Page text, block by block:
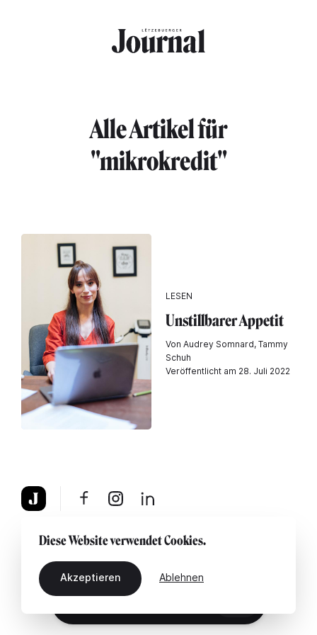
Alle Artikel für
"mikrokredit"
LESEN
Unstillbarer Appetit
Von Audrey Somnard, Tammy
Schuh
Veröffentlicht am 28. Juli 2022
Über uns Rechtshinweis Kontaktiere uns
Diese Website verwendet Cookies.
Akzeptieren Ablehnen